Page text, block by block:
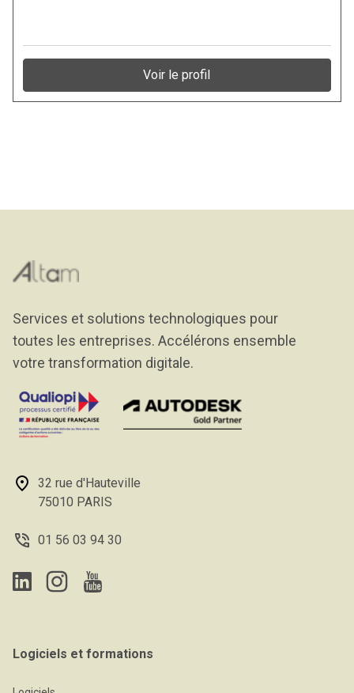
Voir le profil
Services et solutions technologiques pour
toutes les entreprises. Accélérons ensemble
votre transformation digitale.
32 rue d'Hauteville
75010 PARIS
01 56 03 94 30
Logiciels et formations